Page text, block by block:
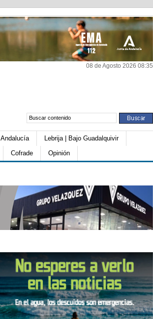
08 de Agosto 2026 08:35
Andalucía
Lebrija | Bajo Guadalquivir
Cofrade Opinión